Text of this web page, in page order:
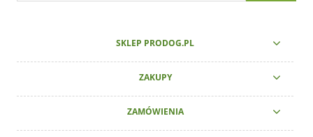
SKLEP PRODOG.PL
ZAKUPY
ZAMÓWIENIA